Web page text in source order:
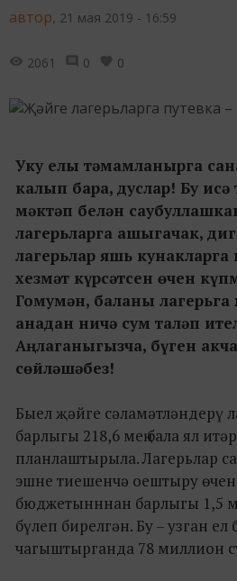
автор, 21 мая 2019 - 16:59
2061 0 0
Уку елы тәмамланырга
калып бара, дуслар! Бу исә
мәктәп белән
лагерьларга ашыгачак,
лагерьлар яшь кунакларга
хезмәт күрсәтсен өчен
Гомумән, баланы лагерьга
анадан ничә сум таләп
Аңлаганыгызча, бүген
сөйләшәбез!
Быел җәйге сәламәтләндерү
барлыгы 218,6 мең бала ял
планлаштырыла. Лагерьлар
эшне тиешенчә оештыру өчен
бюджетынннан барлыгы 1,5
бүлеп бирелгән. Бу – узган ел
чагыштырганда 78 миллион